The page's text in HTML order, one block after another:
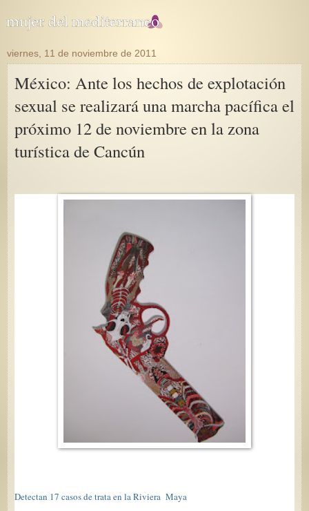
viernes, 11 de noviembre de 2011
México: Ante los hechos de explotación
sexual se realizará una marcha pacífica el
próximo 12 de noviembre en la zona
turística de Cancún
Detectan 17 casos de trata en la Riviera Maya